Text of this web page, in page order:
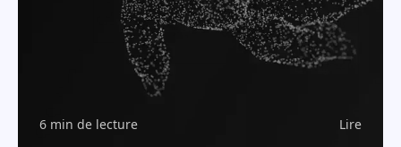
6 min de lecture Lire